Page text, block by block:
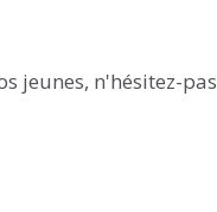
jeunes, n'hésitez-pas